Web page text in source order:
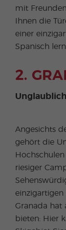
mit
Ihnen die
einer
Spanisch
2.
Angesichts
gehört die
riesiger
einzigartigen
Granada hat
bieten: Hier